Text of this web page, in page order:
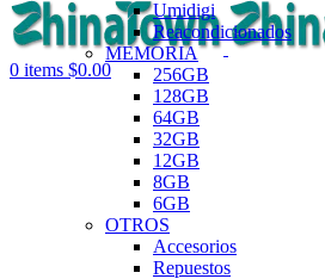
0 items $0.00
Umidigi
Reacondicionados
MEMORIA
256GB
128GB
64GB
32GB
12GB
8GB
6GB
OTROS
Accesorios
Repuestos